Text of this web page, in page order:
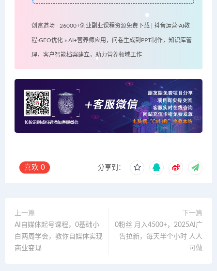
创富道场 - 26000+创业副业课程资源免费下载 | 抖音运营·AI教
程·GEO优化 » AI+营养师应用，问卷生成到PPT制作，知识库管
理，客户智能档案建立，助力营养领域工作
喜欢 0 分享到：
上一篇
AI自媒体起号课程，0基础小
白两周学会，教你自媒体实现
商业变现
下一篇
0粉丝 月入4500+，2025AI广
告拉新，每天半个小时 人人
可做